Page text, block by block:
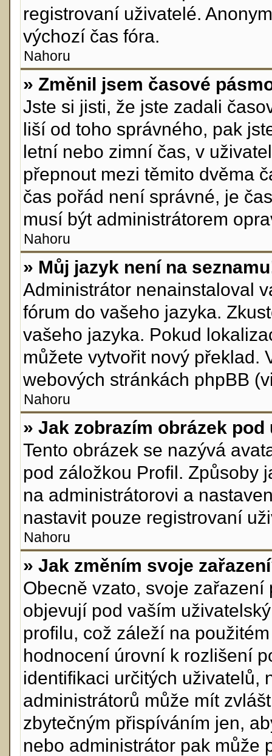
registrovaní uživatelé.
výchozí čas fóra.
Nahoru
» Změnil jsem časové
Jste si jisti, že jste zadali
liší od toho správného, pak
letní nebo zimní čas, v
přepnout mezi těmito dvěma
čas pořád není správné, je
musí být administrátorem
Nahoru
» Můj jazyk není na
Administrátor nenainstaloval
fórum do vašeho jazyka.
vašeho jazyka. Pokud
můžete vytvořit nový překlad.
webových stránkách phpBB
Nahoru
» Jak zobrazím obrázek
Tento obrázek se nazývá
pod záložkou Profil. Způsoby
na administrátorovi a
nastavit pouze registrovaní
Nahoru
» Jak změním svoje
Obecně vzato, svoje
objevují pod vaším
profilu, což záleží na
hodnocení úrovní k rozlišení
identifikaci určitých uživatelů,
administrátorů může mít
zbytečným přispíváním jen,
nebo administrátor pak může